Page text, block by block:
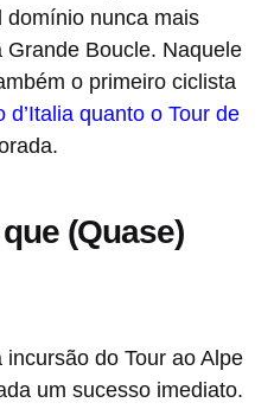
domínio nunca mais
Boucle. Naquele
o primeiro ciclista
d’Italia quanto o Tour de
(Quase)
do Tour ao Alpe
um sucesso imediato.